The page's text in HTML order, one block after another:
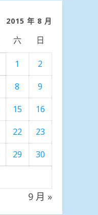
2015 年 8 月
六 日
1
2
8
9
15
16
22
23
29
30
9 月 »